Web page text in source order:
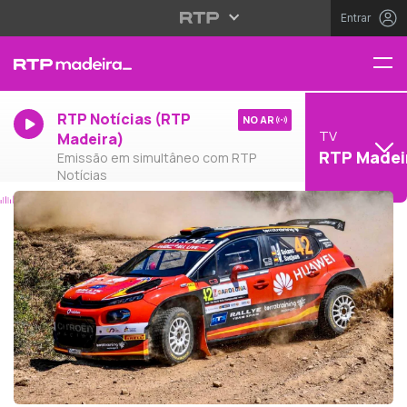
Entrar
RTP Notícias (RTP
Madeira)
Emissão em simultâneo com RTP
Notícias
NO AR
TV
RTP